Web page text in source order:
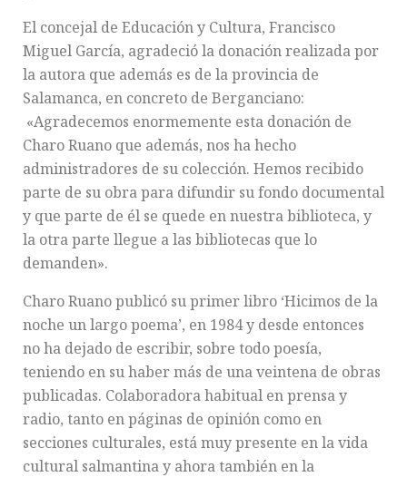
El concejal de Educación y Cultura, Francisco
Miguel García, agradeció la donación realizada por
la autora que además es de la provincia de
Salamanca, en concreto de Berganciano:
«Agradecemos enormemente esta donación de
Charo Ruano que además, nos ha hecho
administradores de su colección. Hemos recibido
parte de su obra para difundir su fondo documental
y que parte de él se quede en nuestra biblioteca, y
la otra parte llegue a las bibliotecas que lo
demanden».
Charo Ruano publicó su primer libro ‘Hicimos de la
noche un largo poema’, en 1984 y desde entonces
no ha dejado de escribir, sobre todo poesía,
teniendo en su haber más de una veintena de obras
publicadas. Colaboradora habitual en prensa y
radio, tanto en páginas de opinión como en
secciones culturales, está muy presente en la vida
cultural salmantina y ahora también en la